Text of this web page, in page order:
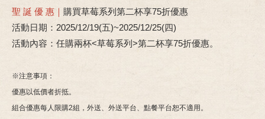
聖 誕 優 惠｜ 購買草莓系列第二杯享75折優惠
活動日期：2025/12/19(五)~2025/12/25(四)
活動內容：任購兩杯<草莓系列>第二杯享75折優惠。
※注意事項：
優惠以低價者折抵。
組合優惠每人限購2組，外送、外送平台、點餐平台恕不適用。